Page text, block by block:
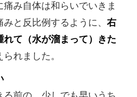
痛み自体は和らいでいきま
と反比例するように、 右
れて（水が溜まって）きた
れました。